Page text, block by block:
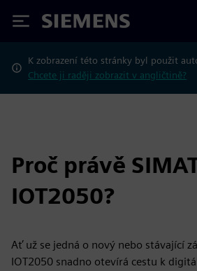
Siemens
K zobrazení této stránky byl použit
Chcete ji raději zobrazit v angličtině?
Proč právě
IOT2050?
Ať už se jedná o nový nebo stávající
IOT2050 snadno otevírá cestu k